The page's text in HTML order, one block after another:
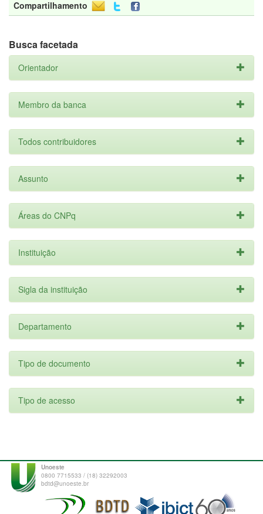
Compartilhamento
Busca facetada
Orientador
Membro da banca
Todos contribuidores
Assunto
Áreas do CNPq
Instituição
Sigla da instituição
Departamento
Tipo de documento
Tipo de acesso
Unoeste
0800 7715533 / (18) 32292003
bdtd@unoeste.br